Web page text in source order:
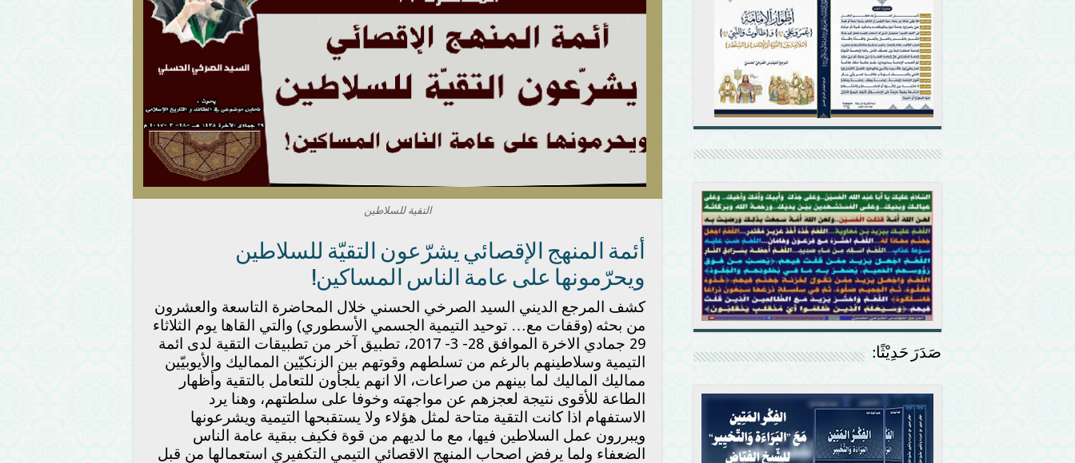
التقية للسلاطين
أئمة المنهج الإقصائي يشرّعون التقيّة للسلاطين
ويحرّمونها على عامة الناس المساكين!
كشف المرجع الديني السيد الصرخي الحسني خلال المحاضرة التاسعة والعشرون
من بحثه (وقفات مع… توحيد التيمية الجسمي الأسطوري) والتي القاها يوم الثلاثاء
29 جمادي الاخرة الموافق 28- 3- 2017، تطبيق آخر من تطبيقات التقية لدى ائمة
التيمية وسلاطينهم بالرغم من تسلطهم وقوتهم بين الزنكيّين المماليك والأيوبيّين
مماليك الماليك لما بينهم من صراعات، الا انهم يلجأون للتعامل بالتقية وأظهار
الطاعة للأقوى نتيجة لعجزهم عن مواجهته وخوفا على سلطتهم، وهنا يرد
الاستفهام اذا كانت التقية متاحة لمثل هؤلاء ولا يستقبحها التيمية ويشرعونها
ويبررون عمل السلاطين فيها، مع ما لديهم من قوة فكيف ببقية عامة الناس
الضعفاء ولما يرفض اصحاب المنهج الاقصائي التيمي التكفيري استعمالها من قبل
صَدَرَ حَدِيْثًا: